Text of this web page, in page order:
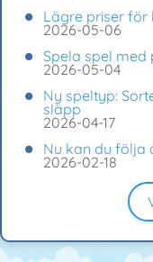
Lägre priser för
2026-05-06
Spela spel med
2026-05-04
Ny speltyp:
släpp
2026-04-17
Nu kan du följa
2026-02-18